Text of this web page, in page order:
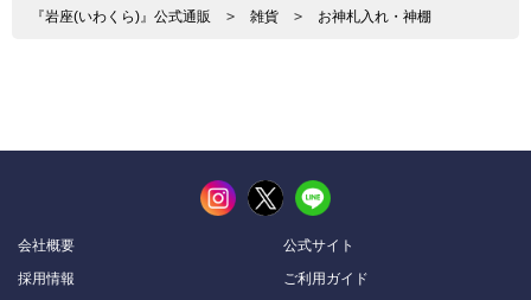
『岩座(いわくら)』公式通販 > 雑貨 > お神札入れ・神棚
会社概要
公式サイト
採用情報
ご利用ガイド